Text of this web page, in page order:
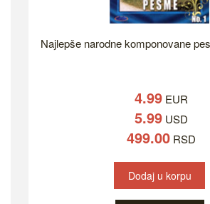
Najlepše narodne komponovane
4.99 EUR
5.99 USD
499.00 RSD
Dodaj u korpu